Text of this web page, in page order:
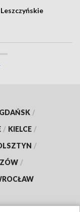
GDAŃSK /
/ KIELCE /
/
/